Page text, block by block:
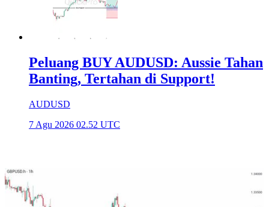
Peluang BUY AUDUSD: Aussie Tahan
Banting, Tertahan di Support!
AUDUSD
7 Agu 2026 02.52 UTC